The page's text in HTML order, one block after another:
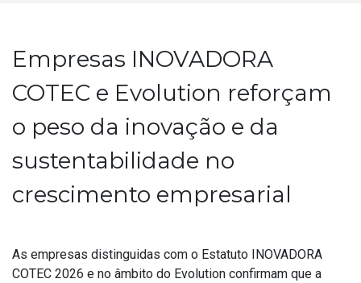
Empresas INOVADORA
COTEC e Evolution reforçam
o peso da inovação e da
sustentabilidade no
crescimento empresarial
As empresas distinguidas com o Estatuto INOVADORA
COTEC 2026 e no âmbito do Evolution confirmam que a